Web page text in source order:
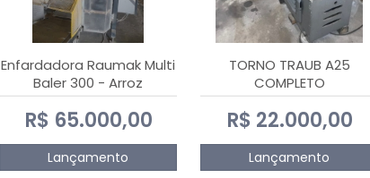
Enfardadora Raumak Multi
Baler 300 - Arroz
R$ 65.000,00
Lançamento
TORNO TRAUB A25
COMPLETO
R$ 22.000,00
Lançamento